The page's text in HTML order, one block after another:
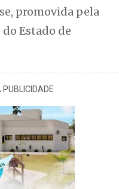
promovida pela
Estado de